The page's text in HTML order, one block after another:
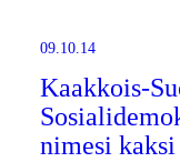
09.10.14
Kaakkois-
nimesi kaksi